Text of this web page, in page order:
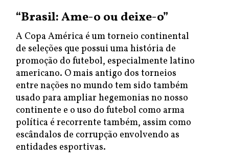
“Brasil: Ame-o ou deixe-o”
A Copa América é um torneio continental
de seleções que possui uma história de
promoção do futebol, especialmente latino
americano. O mais antigo dos torneios
entre nações no mundo tem sido também
usado para ampliar hegemonias no nosso
continente e o uso do futebol como arma
política é recorrente também, assim como
escândalos de corrupção envolvendo as
entidades esportivas.